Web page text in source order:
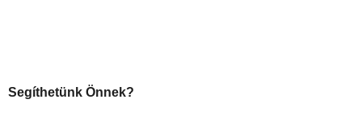
Segíthetünk Önnek?